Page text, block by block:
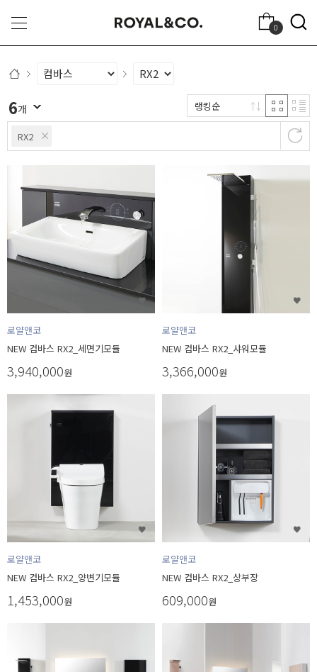
0
RX2
6개 랭킹순
로얄앤코
NEW 컴바스 RX2_세면기모듈
3,940,000원
로얄앤코
NEW 컴바스 RX2_샤워모듈
3,366,000원
로얄앤코
NEW 컴바스 RX2_양변기모듈
1,453,000원
로얄앤코
NEW 컴바스 RX2_상부장
609,000원